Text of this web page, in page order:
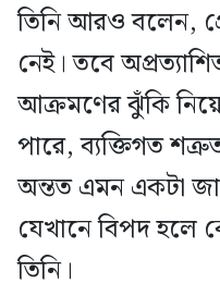
তিনি আরও বলেন,
নেই। তবে
আক্রমণের ঝুঁকি
পারে, ব্যক্তিগত
অন্তত এমন একটা
যেখানে বিপদ হলে
তিনি।